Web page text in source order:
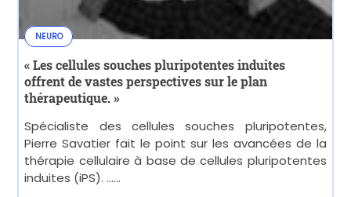
NEURO
« Les cellules souches pluripotentes induites
offrent de vastes perspectives sur le plan
thérapeutique. »
Spécialiste des cellules souches pluripotentes,
Pierre Savatier fait le point sur les avancées de la
thérapie cellulaire à base de cellules pluripotentes
induites (iPS). ......